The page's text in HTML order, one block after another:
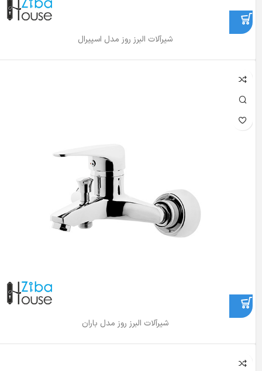
شیرآلات البرز روز مدل اسپیرال
شیرآلات البرز روز مدل باران